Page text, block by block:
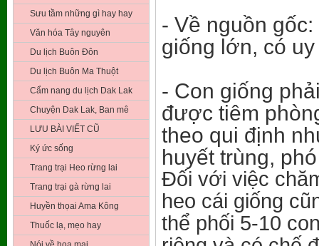
Sưu tầm những gì hay hay
Văn hóa Tây nguyên
Du lịch Buôn Đôn
Du lịch Buôn Ma Thuột
Cẩm nang du lịch Dak Lak
Chuyện Dak Lak, Ban mê
LƯU BÀI VIẾT CŨ
Ký ức sống
Trang trại Heo rừng lai
Trang trại gà rừng lai
Huyền thọai Ama Kông
Thuốc lạ, mẹo hay
- Về nguồn
giống lớn, có
- Con giống
được tiêm
theo qui định
huyết trùng,
Đối với việc
heo cái giống
thể phối 5-10